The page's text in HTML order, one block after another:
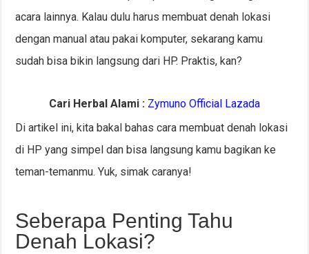
acara lainnya. Kalau dulu harus membuat denah lokasi
dengan manual atau pakai komputer, sekarang kamu
sudah bisa bikin langsung dari HP. Praktis, kan?
Cari Herbal Alami : Zymuno Official Lazada
Di artikel ini, kita bakal bahas cara membuat denah lokasi
di HP yang simpel dan bisa langsung kamu bagikan ke
teman-temanmu. Yuk, simak caranya!
Seberapa Penting Tahu
Denah Lokasi?